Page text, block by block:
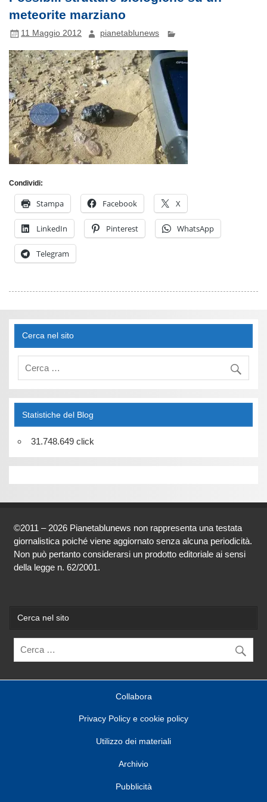
meteorite marziano
11 Maggio 2012 pianetablunews
Condividi:
Stampa Facebook X
LinkedIn Pinterest WhatsApp
Telegram
Cerca nel sito
Statistiche del Blog
31.748.649 click
©2011 – 2026 Pianetablunews non rappresenta una testata
giornalistica poiché viene aggiornato senza alcuna periodicità.
Non può pertanto considerarsi un prodotto editoriale ai sensi
della legge n. 62/2001.
Cerca nel sito
Collabora
Privacy Policy e cookie policy
Utilizzo dei materiali
Archivio
Pubblicità